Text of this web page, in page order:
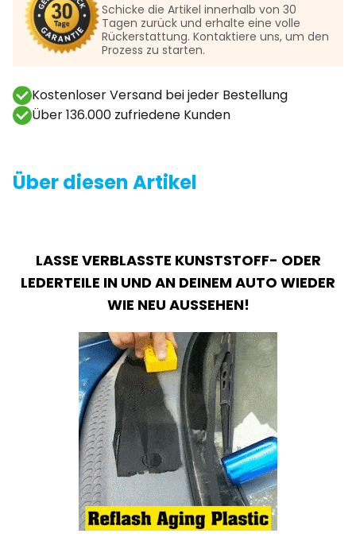
Schicke die Artikel innerhalb von 30
Tagen zurück und erhalte eine volle
Rückerstattung. Kontaktiere uns, um den
Prozess zu starten.
Kostenloser Versand bei jeder Bestellung
Über 136.000 zufriedene Kunden
Über diesen Artikel
LASSE VERBLASSTE KUNSTSTOFF- ODER
LEDERTEILE IN UND AN DEINEM AUTO WIEDER
WIE NEU AUSSEHEN!